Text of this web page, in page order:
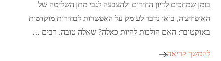
בזמן שמחכים לדיון החירום ולהצבעה לגבי מתן השליטה של
האופוזיציה, בואו נדבר לעומק על האפשרות לבחירות מוקדמות
באוקטובר: האם הולכות להיות כאלה? שאלה טובה. רבים …
להמשך קריאה